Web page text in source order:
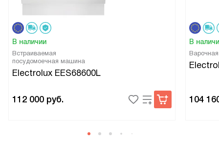
решетка. Результат работы духового шкафа нас
полностью устраивает.
В наличии
Встраиваемая
посудомоечная машина
Electrolux EES68600L
112 000 руб.
В
104